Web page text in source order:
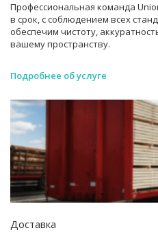
Профессиональная команда
в срок, с соблюдением всех
обеспечим чистоту,
вашему пространству.
Подробнее об услуге
Доставка